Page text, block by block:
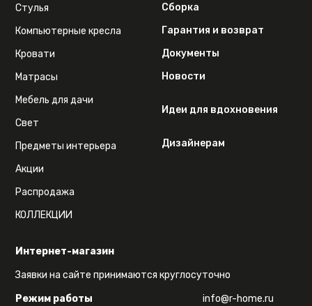
Интернет-магазин
Заявки на сайте принимаются круглосуточно
Режим работы
info@r-home.ru
Стулья
Компьютерные кресла
Кровати
Матрасы
Мебель для дачи
Свет
Предметы интерьера
Акции
Распродажа
КОЛЛЕКЦИИ
Сборка
Гарантия и возврат
Документы
Новости
Идеи для вдохновения
Дизайнерам